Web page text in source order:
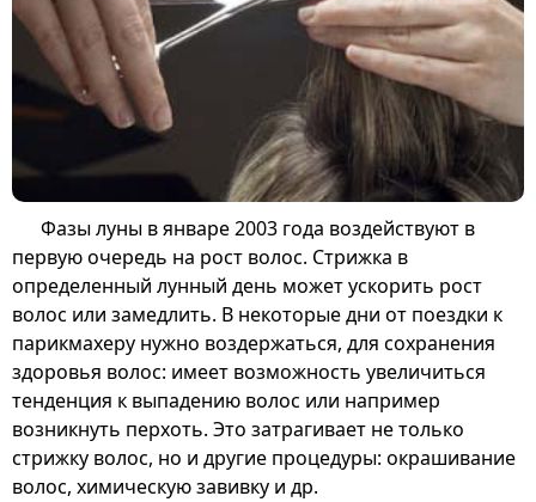
Фазы луны в январе 2003 года воздействуют в
первую очередь на рост волос. Стрижка в
определенный лунный день может ускорить рост
волос или замедлить. В некоторые дни от поездки к
парикмахеру нужно воздержаться, для сохранения
здоровья волос: имеет возможность увеличиться
тенденция к выпадению волос или например
возникнуть перхоть. Это затрагивает не только
стрижку волос, но и другие процедуры: окрашивание
волос, химическую завивку и др.